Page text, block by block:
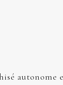
autonome